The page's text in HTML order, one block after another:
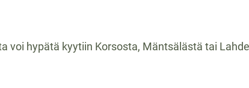
voi hypätä kyytiin Korsosta, Mäntsälästä tai